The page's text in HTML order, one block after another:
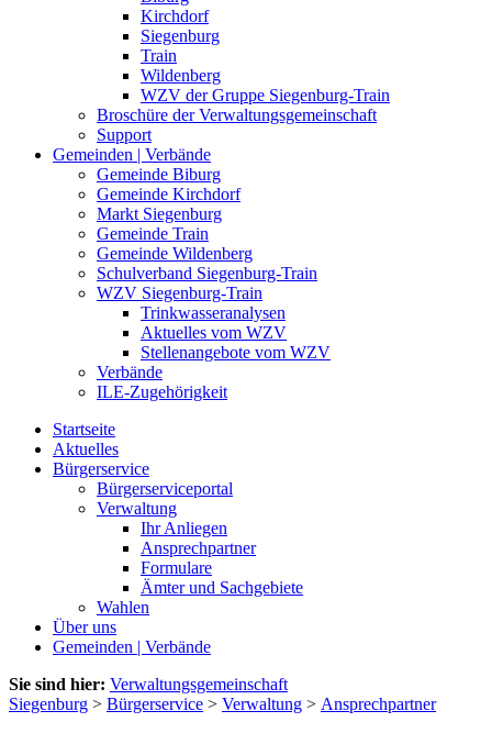
Kirchdorf
Siegenburg
Train
Wildenberg
WZV der Gruppe Siegenburg-Train
Broschüre der Verwaltungsgemeinschaft
Support
Gemeinden | Verbände
Gemeinde Biburg
Gemeinde Kirchdorf
Markt Siegenburg
Gemeinde Train
Gemeinde Wildenberg
Schulverband Siegenburg-Train
WZV Siegenburg-Train
Trinkwasseranalysen
Aktuelles vom WZV
Stellenangebote vom WZV
Verbände
ILE-Zugehörigkeit
Startseite
Aktuelles
Bürgerservice
Bürgerserviceportal
Verwaltung
Ihr Anliegen
Ansprechpartner
Formulare
Ämter und Sachgebiete
Wahlen
Über uns
Gemeinden | Verbände
Sie sind hier: Verwaltungsgemeinschaft
Siegenburg > Bürgerservice > Verwaltung > Ansprechpartner